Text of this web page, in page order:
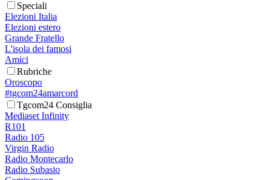
Speciali
Elezioni Italia
Elezioni estero
Grande Fratello
L'isola dei famosi
Amici
Rubriche
Oroscopo
#tgcom24amarcord
Tgcom24 Consiglia
Mediaset Infinity
R101
Radio 105
Virgin Radio
Radio Montecarlo
Radio Subasio